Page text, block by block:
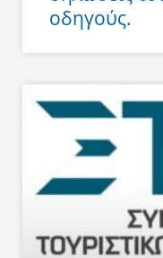
οδηγούς.